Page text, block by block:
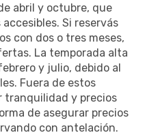
abril y octubre, que
Si reservás
con dos o tres meses,
La temporada alta
y julio, debido al
Fuera de estos
tranquilidad y precios
de asegurar precios
con antelación.